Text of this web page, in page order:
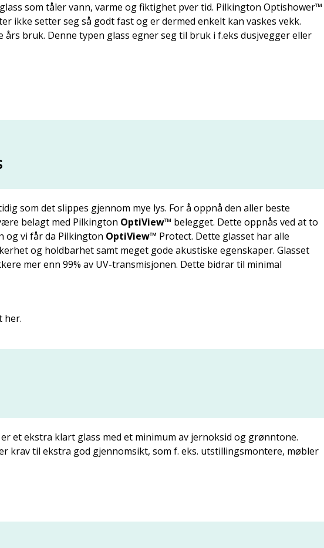
som tåler vann, varme og fiktighet pver tid. Pilkington Optishower™
ikke setter seg så godt fast og er dermed enkelt kan vaskes vekk.
bruk. Denne typen glass egner seg til bruk i f.eks dusjvegger eller
som det slippes gjennom mye lys. For å oppnå den aller beste
belagt med Pilkington OptiView™ belegget. Dette oppnås ved at to
og vi får da Pilkington OptiView™ Protect. Dette glasset har alle
og holdbarhet samt meget gode akustiske egenskaper. Glasset
mer enn 99% av UV-transmisjonen. Dette bidrar til minimal
her.
et ekstra klart glass med et minimum av jernoksid og grønntone.
krav til ekstra god gjennomsikt, som f. eks. utstillingsmontere, møbler